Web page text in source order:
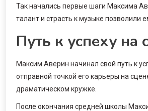
Так начались первые шаги Максима
талант и страсть к музыке позволили
Путь к успеху на
Максим Аверин начинал свой путь к
отправной точкой его карьеры на
драматическом кружке.
После окончания средней школы